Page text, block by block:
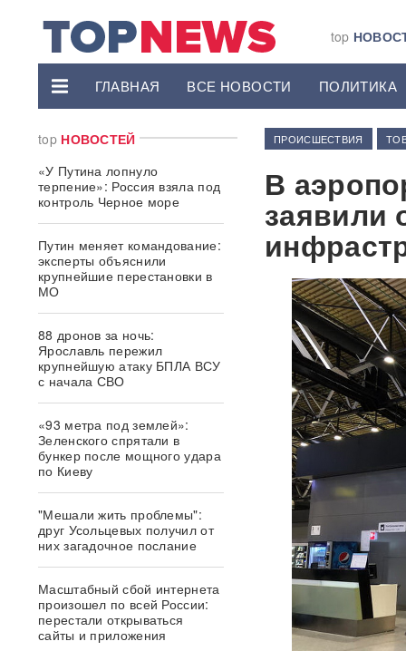
top
ГЛАВНАЯ ВСЕ НОВОСТИ ПОЛИТИКА
top НОВОСТЕЙ
«У Путина лопнуло
терпение»: Россия взяла под
контроль Черное море
Путин меняет командование:
эксперты объяснили
крупнейшие перестановки в
МО
88 дронов за ночь:
Ярославль пережил
крупнейшую атаку БПЛА ВСУ
с начала СВО
«93 метра под землей»:
Зеленского спрятали в
бункер после мощного удара
по Киеву
"Мешали жить проблемы":
друг Усольцевых получил от
них загадочное послание
Масштабный сбой интернета
произошел по всей России:
перестали открываться
сайты и приложения
ПРОИСШЕСТВИЯ
В
заявили